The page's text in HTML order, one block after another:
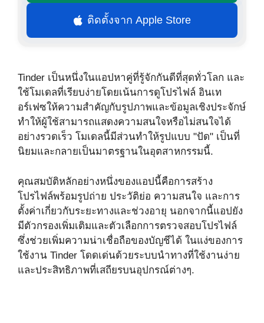
ติดตั้งจาก Apple Store
Tinder เป็นหนึ่งในแอปหาคู่ที่รู้จักกันดีที่สุดทั่วโลก และ
ใช้โมเดลที่เรียบง่ายโดยเน้นการดูโปรไฟล์ อินเท
อร์เฟซให้ความสำคัญกับรูปภาพและข้อมูลเชิงประจักษ์
ทำให้ผู้ใช้สามารถแสดงความสนใจหรือไม่สนใจได้
อย่างรวดเร็ว โมเดลนี้มีส่วนทำให้รูปแบบ "ปัด" เป็นที่
นิยมและกลายเป็นมาตรฐานในอุตสาหกรรมนี้.
คุณสมบัติหลักอย่างหนึ่งของแอปนี้คือการสร้าง
โปรไฟล์พร้อมรูปถ่าย ประวัติย่อ ความสนใจ และการ
ตั้งค่าเกี่ยวกับระยะทางและช่วงอายุ นอกจากนี้แอปยัง
มีตัวกรองเพิ่มเติมและตัวเลือกการตรวจสอบโปรไฟล์
ซึ่งช่วยเพิ่มความน่าเชื่อถือของบัญชีได้ ในแง่ของการ
ใช้งาน Tinder โดดเด่นด้วยระบบนำทางที่ใช้งานง่าย
และประสิทธิภาพที่เสถียรบนอุปกรณ์ต่างๆ.